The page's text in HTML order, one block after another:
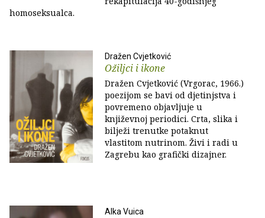
homoseksualca.
Dražen Cvjetković
Ožiljci i ikone
Dražen Cvjetković (Vrgorac, 1966.)
poezijom se bavi od djetinjstva i
povremeno objavljuje u
književnoj periodici. Crta, slika i
bilježi trenutke potaknut
vlastitom nutrinom. Živi i radi u
Zagrebu kao grafički dizajner.
Alka Vuica